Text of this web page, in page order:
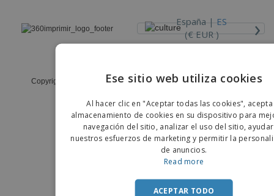
España |ES
(€ EUR )
›
Copyright © 2026 - 360imprimir. Todos los derechos reservados
Ese sitio web utiliza cookies
Al hacer clic en "Aceptar todas las cookies",
almacenamiento de cookies en su dispositivo para
navegación del sitio, analizar el uso del sitio,
nuestros esfuerzos de marketing y permitir la
de anuncios.
Read more
ACEPTAR TODO